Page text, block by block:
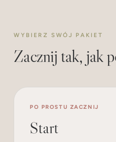
WYBIERZ SWÓJ PAKIET
Zacznij tak, jak
PO PROSTU ZACZNIJ
Start